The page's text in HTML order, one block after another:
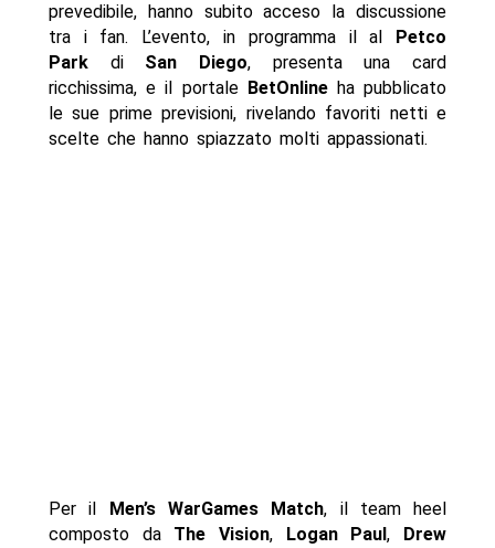
prevedibile, hanno subito acceso la discussione
tra i fan. L’evento, in programma il al
Petco
Parkdi San Diego, presenta una card
ricchissima, e il portale BetOnlineha pubblicato
le sue prime previsioni, rivelando favoriti netti e
scelte che hanno spiazzato molti appassionati.
Per il Men’s WarGames Match, il team heel
composto da The Vision, Logan Paul,
Drew